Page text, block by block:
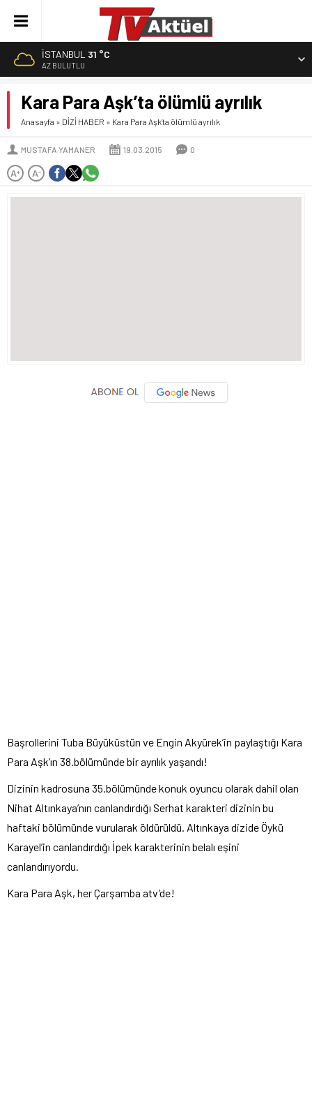
İSTANBUL 31 °C
AZ BULUTLU
Kara Para Aşk’ta ölümlü ayrılık
Anasayfa » DİZİ HABER » Kara Para Aşk’ta ölümlü ayrılık
MUSTAFA YAMANER 19.03.2015 0
A+ A-
Başrollerini Tuba Büyüküstün ve Engin Akyürek’in paylaştığı Kara
Para Aşk’ın 38.bölümünde bir ayrılık yaşandı!
Dizinin kadrosuna 35.bölümünde konuk oyuncu olarak dahil olan
Nihat Altınkaya’nın canlandırdığı Serhat karakteri dizinin bu
haftaki bölümünde vurularak öldürüldü. Altınkaya dizide Öykü
Karayel’in canlandırdığı İpek karakterinin belalı eşini
canlandırıyordu.
Kara Para Aşk, her Çarşamba atv’de!​